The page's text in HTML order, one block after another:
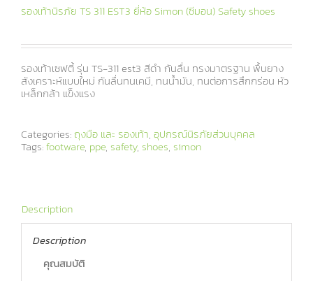
รองเท้านิรภัย TS 311 EST3 ยี่ห้อ Simon (ซีมอน) Safety shoes
รองเท้าเซฟตี้ รุ่น TS-311 est3 สีดำ กันลื่น ทรงมาตรฐาน พื้นยาง
สังเคราะห์แบบใหม่ กันลื่นทนเคมี, ทนน้ำมัน, ทนต่อการสึกกร่อน หัว
เหล็กกล้า แข็งแรง
Categories: ถุงมือ และ รองเท้า อุปกรณ์นิรภัยส่วนบุคคล
Tags:footware ppe safety, shoes simon
Description
Description
คุณสมบัติ